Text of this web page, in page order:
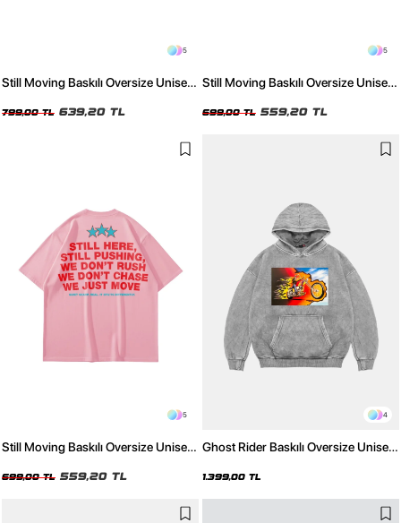
5
Still Moving Baskılı Oversize Unisex
799,00 TL 639,20 TL
5
Still Moving Baskılı Oversize Unisex
699,00 TL 559,20 TL
5
Still Moving Baskılı Oversize Unisex
699,00 TL 559,20 TL
4
Ghost Rider Baskılı Oversize Unisex
1.399,00 TL